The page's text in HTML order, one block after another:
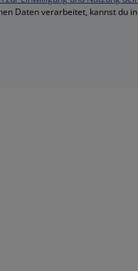
Daten verarbeitet, kannst du